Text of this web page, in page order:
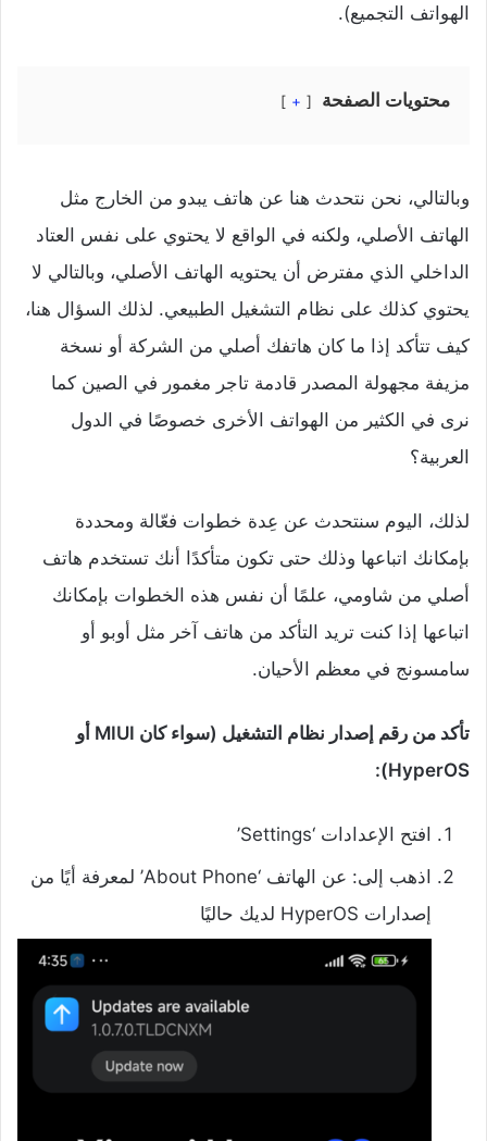
الهواتف التجميع).
محتويات الصفحة +
وبالتالي، نحن نتحدث هنا عن هاتف يبدو من الخارج مثل
الهاتف الأصلي، ولكنه في الواقع لا يحتوي على نفس العتاد
الداخلي الذي مفترض أن يحتويه الهاتف الأصلي، وبالتالي لا
يحتوي كذلك على نظام التشغيل الطبيعي. لذلك السؤال هنا،
كيف تتأكد إذا ما كان هاتفك أصلي من الشركة أو نسخة
مزيفة مجهولة المصدر قادمة تاجر مغمور في الصين كما
نرى في الكثير من الهواتف الأخرى خصوصًا في الدول
العربية؟
لذلك، اليوم سنتحدث عن عِدة خطوات فعّالة ومحددة
بإمكانك اتباعها وذلك حتى تكون متأكدًا أنك تستخدم هاتف
أصلي من شاومي، علمًا أن نفس هذه الخطوات بإمكانك
اتباعها إذا كنت تريد التأكد من هاتف آخر مثل أوبو أو
سامسونج في معظم الأحيان.
تأكد من رقم إصدار نظام التشغيل (سواء كان MIUI أو
HyperOS):
افتح الإعدادات ‘Settings’
اذهب إلى: عن الهاتف ‘About Phone’ لمعرفة أيًا من
إصدارات HyperOS لديك حاليًا